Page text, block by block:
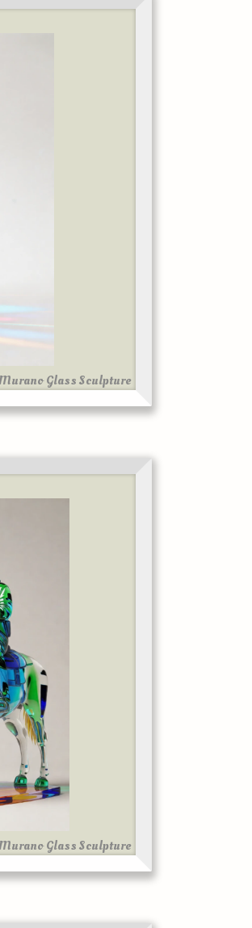
Glass Sculpture
Glass Sculpture